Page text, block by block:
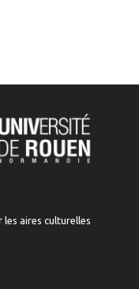
les aires culturelles